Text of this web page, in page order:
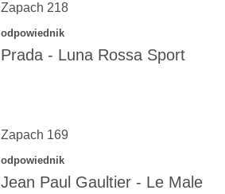
Zapach 218
odpowiednik
Prada - Luna Rossa Sport
Zapach 169
odpowiednik
Jean Paul Gaultier - Le Male